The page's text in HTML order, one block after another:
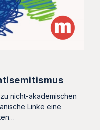
nicht-akademischen
Linke eine